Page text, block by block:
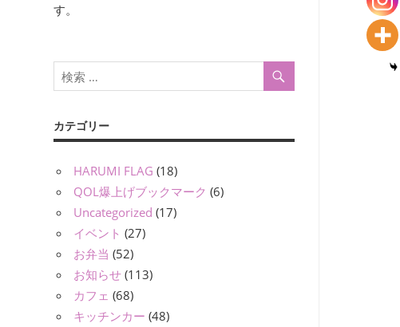
す。
カテゴリー
HARUMI FLAG (18)
QOL爆上げブックマーク (6)
Uncategorized (17)
イベント (27)
お弁当 (52)
お知らせ (113)
カフェ (68)
キッチンカー (48)